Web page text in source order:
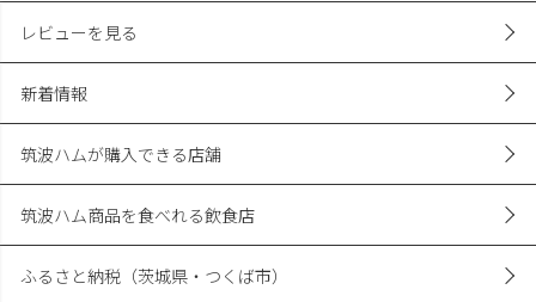
レビューを見る
新着情報
筑波ハムが購入できる店舗
筑波ハム商品を食べれる飲食店
ふるさと納税（茨城県・つくば市）